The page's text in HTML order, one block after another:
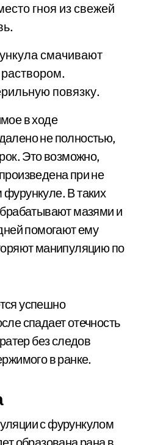
гноя из свежей
смачивают
повязку.
в ходе
не полностью,
Это возможно,
при не
В таких
мазями и
помогают ему
манипуляцию по
успешно
спадает отечность
без следов
в ранке.
с фурункулом